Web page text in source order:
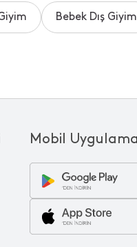
Bebek Dış Giyim
Mobil Uygulama